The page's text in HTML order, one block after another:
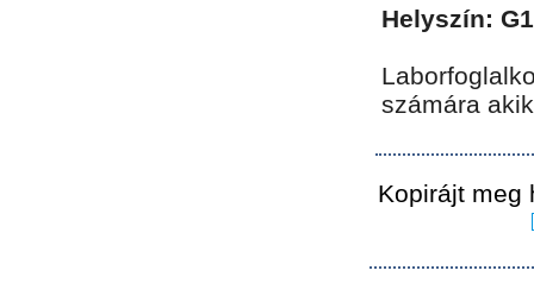
Helyszín:
számára
Kopirájt meg